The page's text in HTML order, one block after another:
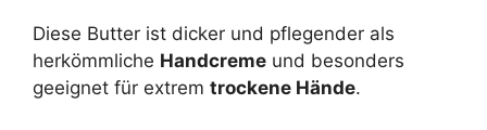
Diese Butter ist dicker und pflegender als
herkömmliche Handcreme und besonders
geeignet für extrem trockene Hände.